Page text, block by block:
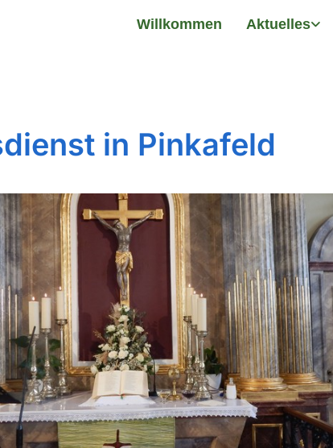
Willkommen Aktuelles
in Pinkafeld